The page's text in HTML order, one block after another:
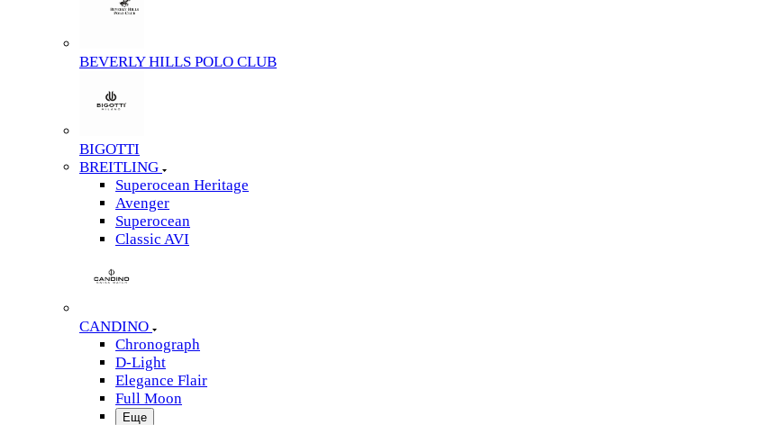
BEVERLY HILLS POLO CLUB
BIGOTTI
BREITLING
Superocean Heritage
Avenger
Superocean
Classic AVI
CANDINO
Chronograph
D-Light
Elegance Flair
Full Moon
Еще